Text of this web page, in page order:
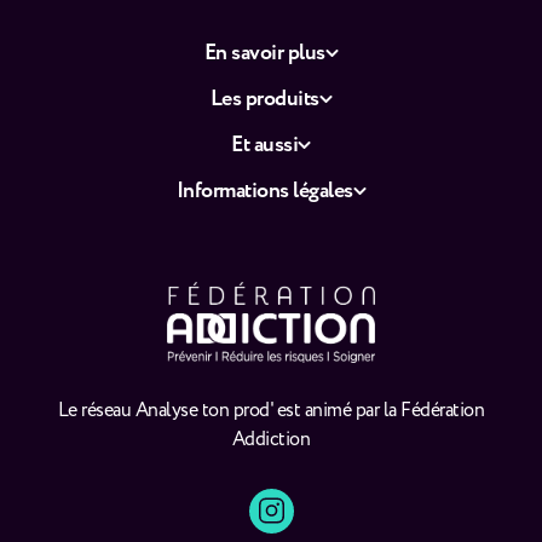
Le réseau Analyse ton prod' est animé par la Fédération
Addiction
En savoir plus
Les produits
Et aussi
Informations légales